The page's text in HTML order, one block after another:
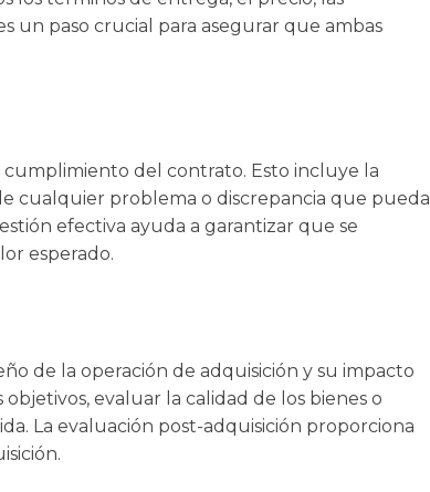
un paso crucial para asegurar que ambas
del contrato. Esto incluye la
cualquier problema o discrepancia que pueda
efectiva ayuda a garantizar que se
esperado.
de la operación de adquisición y su impacto
evaluar la calidad de los bienes o
La evaluación post-adquisición proporciona